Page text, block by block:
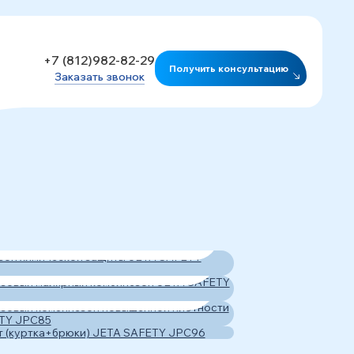
+7 (812)982-82-29
Заказать звонок
Получить консультацию
JETA SAFETY
комбинезон
плотности JETA
JPC85
(куртка+брюки) JETA
JPC96